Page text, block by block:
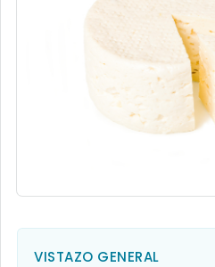
VISTAZO GENERAL